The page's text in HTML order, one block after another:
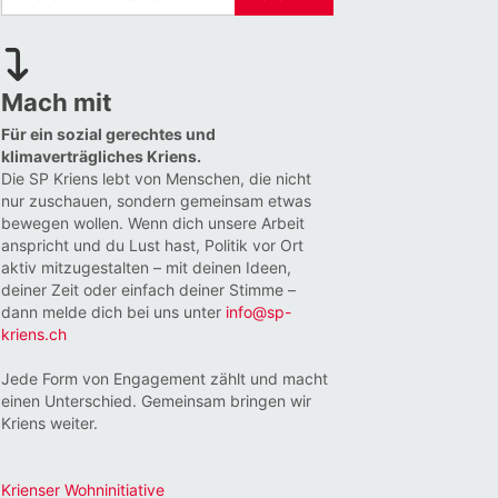
Mach mit
Für ein sozial gerechtes und
klimaverträgliches Kriens.
Die SP Kriens lebt von Menschen, die nicht
nur zuschauen, sondern gemeinsam etwas
bewegen wollen. Wenn dich unsere Arbeit
anspricht und du Lust hast, Politik vor Ort
aktiv mitzugestalten – mit deinen Ideen,
deiner Zeit oder einfach deiner Stimme –
dann melde dich bei uns unter info@sp-
kriens.ch
Jede Form von Engagement zählt und macht
einen Unterschied. Gemeinsam bringen wir
Kriens weiter.
Krienser Wohninitiative